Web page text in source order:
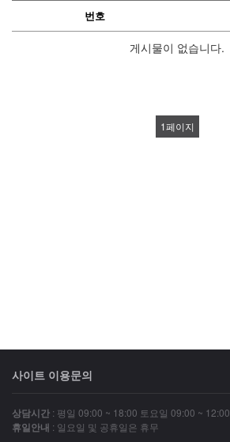
번호
게시물이 없습니다.
1페이지
사이트 이용문의
상담시간 : 평일 09:00 ~ 18:00 토요일 09:00 ~ 12:00
휴일안내 : 일요일 및 공휴일은 휴무